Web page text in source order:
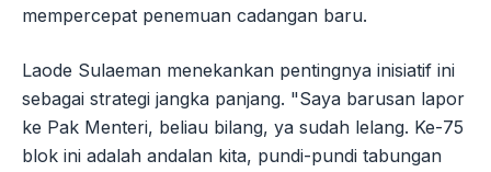
mempercepat penemuan cadangan baru.
Laode Sulaeman menekankan pentingnya inisiatif ini
sebagai strategi jangka panjang. "Saya barusan lapor
ke Pak Menteri, beliau bilang, ya sudah lelang. Ke-75
blok ini adalah andalan kita, pundi-pundi tabungan